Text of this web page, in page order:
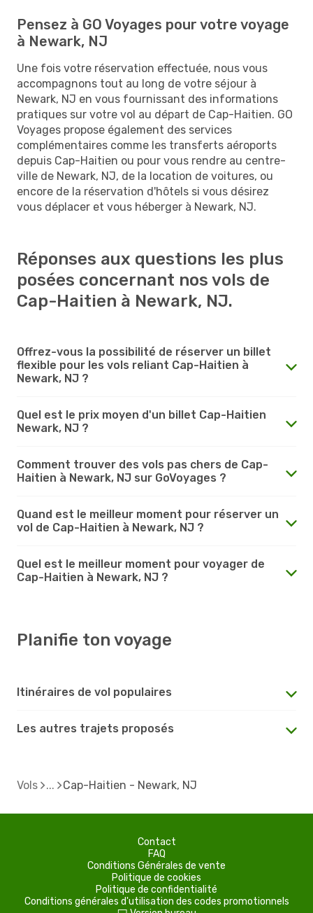
Pensez à GO Voyages pour votre voyage
à Newark, NJ
Une fois votre réservation effectuée, nous vous
accompagnons tout au long de votre séjour à
Newark, NJ en vous fournissant des informations
pratiques sur votre vol au départ de Cap-Haitien. GO
Voyages propose également des services
complémentaires comme les transferts aéroports
depuis Cap-Haitien ou pour vous rendre au centre-
ville de Newark, NJ, de la location de voitures, ou
encore de la réservation d'hôtels si vous désirez
vous déplacer et vous héberger à Newark, NJ.
Réponses aux questions les plus
posées concernant nos vols de
Cap-Haitien à Newark, NJ.
Offrez-vous la possibilité de réserver un billet
flexible pour les vols reliant Cap-Haitien à
Newark, NJ ?
Quel est le prix moyen d'un billet Cap-Haitien
Newark, NJ ?
Comment trouver des vols pas chers de Cap-
Haitien à Newark, NJ sur GoVoyages ?
Quand est le meilleur moment pour réserver un
vol de Cap-Haitien à Newark, NJ ?
Quel est le meilleur moment pour voyager de
Cap-Haitien à Newark, NJ ?
Planifie ton voyage
Itinéraires de vol populaires
Les autres trajets proposés
Vols Cap-Haitien - Newark, NJ
Contact
FAQ
Conditions Générales de vente
Politique de cookies
Politique de confidentialité
Conditions générales d'utilisation des codes promotionnels